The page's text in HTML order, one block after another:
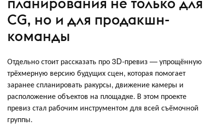
CG, но и для продакшн-
команды
Отдельно стоит рассказать про 3D-превиз — упрощённую
трёхмерную версию будущих сцен, которая помогает
заранее спланировать ракурсы, движение камеры и
расположение объектов на площадке. В этом проекте
превиз стал рабочим инструментом для всей съёмочной
группы.